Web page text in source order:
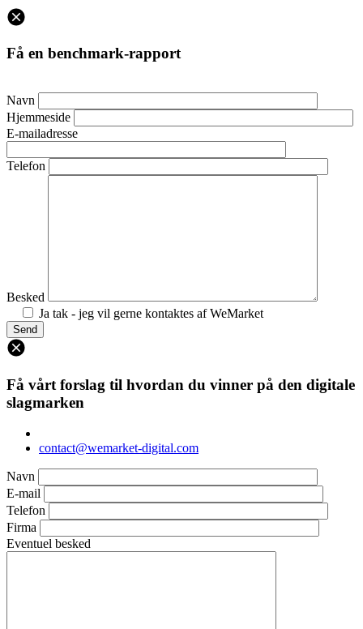
Få en benchmark-rapport
Navn
Hjemmeside
E-mailadresse
Telefon
Besked
Ja tak - jeg vil gerne kontaktes af WeMarket
Få vårt forslag til hvordan du vinner på den digitale
slagmarken
contact@wemarket-digital.com
Navn
E-mail
Telefon
Firma
Eventuel besked